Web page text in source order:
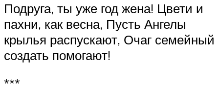
Подруга, ты уже год жена! Цвети и
пахни, как весна, Пусть Ангелы
крылья распускают, Очаг семейный
создать помогают!
***